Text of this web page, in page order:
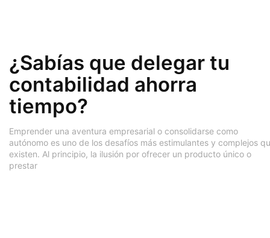
¿Sabías que delegar tu
contabilidad ahorra
tiempo?
Emprender una aventura empresarial o consolidarse como
autónomo es uno de los desafíos más estimulantes y complejos
existen. Al principio, la ilusión por ofrecer un producto único o
prestar